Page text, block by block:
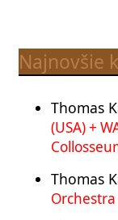
Najnovšie
Thomas
(USA) +
Thomas
Orchestra